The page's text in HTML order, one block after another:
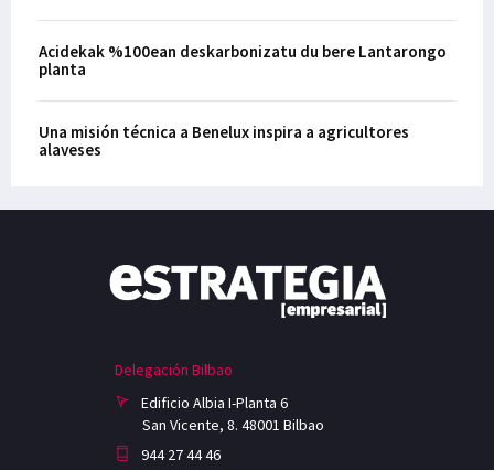
Acidekak %100ean deskarbonizatu du bere Lantarongo
planta
Una misión técnica a Benelux inspira a agricultores
alaveses
Delegación Bilbao
Edificio Albia I-Planta 6
San Vicente, 8. 48001 Bilbao
944 27 44 46